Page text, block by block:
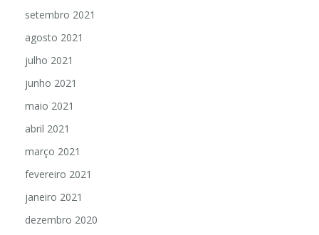
setembro 2021
agosto 2021
julho 2021
junho 2021
maio 2021
abril 2021
março 2021
fevereiro 2021
janeiro 2021
dezembro 2020